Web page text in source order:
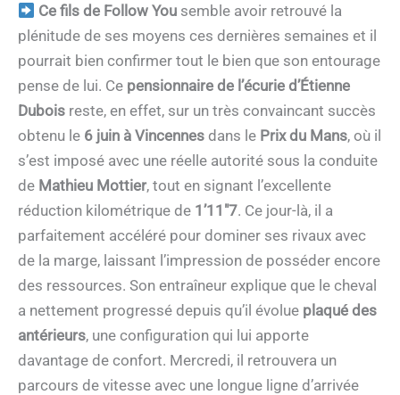
Ce fils de Follow You semble avoir retrouvé la
plénitude de ses moyens ces dernières semaines et il
pourrait bien confirmer tout le bien que son entourage
pense de lui. Ce pensionnaire de l’écurie d’Étienne
Dubois reste, en effet, sur un très convaincant succès
obtenu le 6 juin à Vincennes dans le Prix du Mans, où il
s’est imposé avec une réelle autorité sous la conduite
de Mathieu Mottier, tout en signant l’excellente
réduction kilométrique de 1’11″7. Ce jour-là, il a
parfaitement accéléré pour dominer ses rivaux avec
de la marge, laissant l’impression de posséder encore
des ressources. Son entraîneur explique que le cheval
a nettement progressé depuis qu’il évolue plaqué des
antérieurs, une configuration qui lui apporte
davantage de confort. Mercredi, il retrouvera un
parcours de vitesse avec une longue ligne d’arrivée